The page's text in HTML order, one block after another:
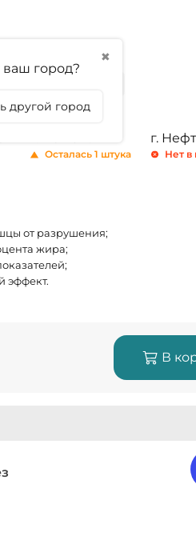
✖
ваш город?
другой город
Осталась 1 штука
г.
Нет в
от разрушения;
жира;
эффект.
В